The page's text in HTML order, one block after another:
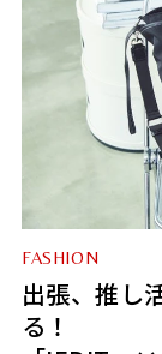
FASHION
出張、推し
る！